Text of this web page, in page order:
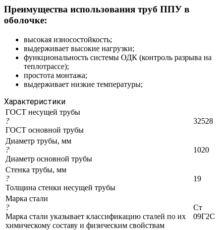
Преимущества использования труб ППУ в
оболочке:
высокая износостойкость;
выдерживает высокие нагрузки;
функциональность системы ОДК (контроль разрыва на
теплотрассе);
простота монтажа;
выдерживает низкие температуры;
Характеристики
ГОСТ несущей трубы
?
ГОСТ основной трубы
32528
Диаметр трубы, мм
?
Диаметр основной трубы
1020
Стенка трубы, мм
?
Толщина стенки несущей трубы
19
Марка стали
?
Марка стали указывает классификацию сталей по их
химическому составу и физическим свойствам
Ст
09Г2С